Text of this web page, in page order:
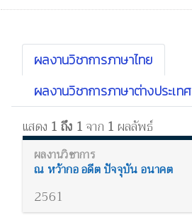
ผลงานวิชาการภาษาไทย
ผลงานวิชาการภาษาต่างประเทศ
แสดง 1 ถึง 1จาก 1 ผลลัพธ์
ณ หว้ากอ อดีต ปัจจุบัน อนาคต
2561